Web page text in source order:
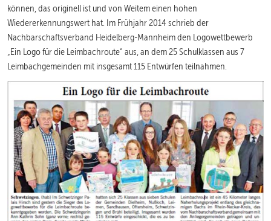
können, das originell ist und von Weitem einen hohen
Wiedererkennungswert hat. Im Frühjahr 2014 schrieb der
Nachbarschaftsverband Heidelberg-Mannheim den Logowettbewerb
„Ein Logo für die Leimbachroute“ aus, an dem 25 Schulklassen aus 7
Leimbachgemeinden mit insgesamt 115 Entwürfen teilnahmen.